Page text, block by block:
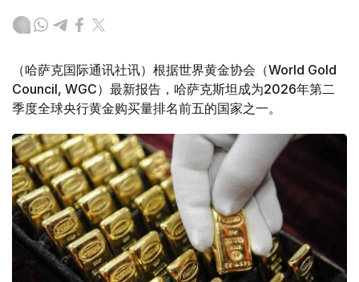
（哈萨克国际通讯社讯）根据世界黄金协会（World Gold
Council, WGC）最新报告，哈萨克斯坦成为2026年第二
季度全球央行黄金购买量排名前五的国家之一。